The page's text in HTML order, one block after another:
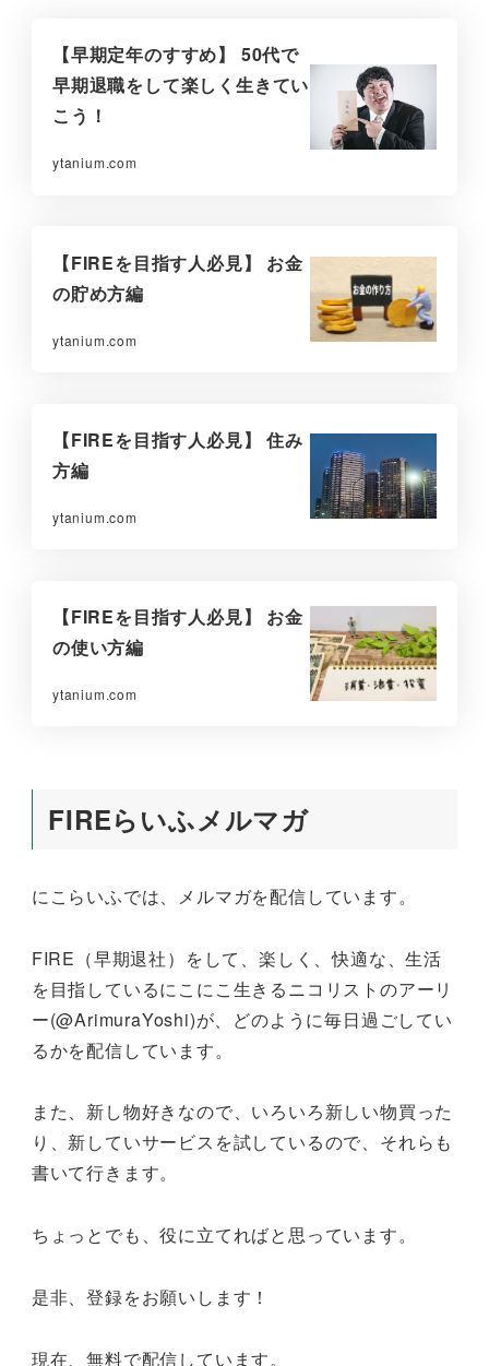
【早期定年のすすめ】 50代で
早期退職をして楽しく生きてい
こう！
ytanium.com
【FIREを目指す人必見】 お金
の貯め方編
ytanium.com
【FIREを目指す人必見】 住み
方編
ytanium.com
【FIREを目指す人必見】 お金
の使い方編
ytanium.com
FIREらいふメルマガ
にこらいふでは、メルマガを配信しています。
FIRE（早期退社）をして、楽しく、快適な、生活
を目指しているにこにこ生きるニコリストのアーリ
ー(@ArimuraYoshi)が、どのように毎日過ごしてい
るかを配信しています。
また、新し物好きなので、いろいろ新しい物買った
り、新していサービスを試しているので、それらも
書いて行きます。
ちょっとでも、役に立てればと思っています。
是非、登録をお願いします！
現在、無料で配信しています。